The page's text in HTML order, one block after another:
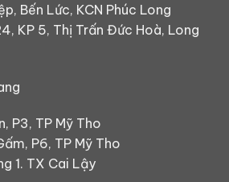
Bến Lức, KCN Phúc Long
KP 5, Thị Trấn Đức Hoà, Long
P3, TP Mỹ Tho
P6, TP Mỹ Tho
1. TX Cai Lậy